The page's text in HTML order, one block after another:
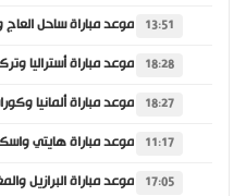
13:51
18:28
18:27
11:17
17:05